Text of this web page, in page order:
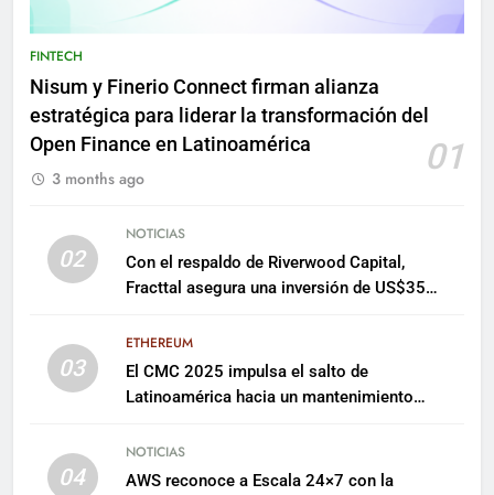
FINTECH
Nisum y Finerio Connect firman alianza
estratégica para liderar la transformación del
Open Finance en Latinoamérica
01
3 months ago
02
NOTICIAS
Con el respaldo de Riverwood Capital,
Fracttal asegura una inversión de US$35
03
ETHEREUM
El CMC 2025 impulsa el salto de
Latinoamérica hacia un mantenimiento
04
NOTICIAS
AWS reconoce a Escala 24×7 con la